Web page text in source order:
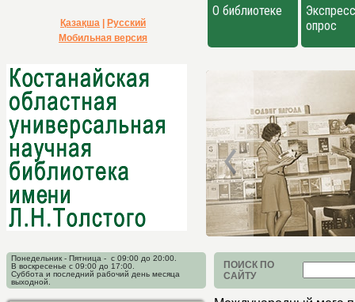
Қазақша
Русский
Мобильная версия
О библиотеке
опрос
Понедельник - Пятница - с 09:00 до 20:00.
В воскресенье с 09:00 до 17:00.
Суббота и последний рабочий день месяца
выходной.
ПОИСК ПО
САЙТУ